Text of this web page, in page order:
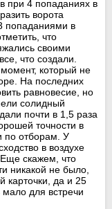
при 4 попаданиях в
ворота
попаданиями в
что
своими
что создали.
который не
На последних
равновесие, но
солидный
почти в 1,5 раза
точности в
по отборам. У
в воздухе
скажем, что
никакой не было,
карточки, да и 25
для встречи